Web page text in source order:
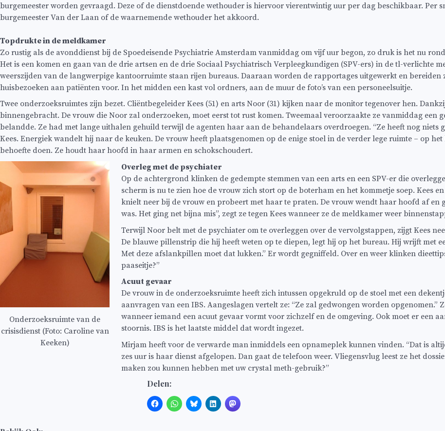
burgemeester worden gevraagd. Deze of de dienstdoende wethouder is hiervoor vierentwintig uur per dag beschikbaar. Per
burgemeester Van der Laan of de waarnemende wethouder het akkoord.
Topdrukte in de meldkamer
Zo rustig als de avonddienst bij de Spoedeisende Psychiatrie Amsterdam vanmiddag om vijf uur begon, zo druk is het nu
Het is een komen en gaan van de drie artsen en de drie Sociaal Psychiatrisch Verpleegkundigen (SPV-ers) in de tl-verlichte
weerszijden van de langwerpige kantoorruimte staan rijen bureaus. Daaraan worden de rapportages uitgewerkt en bereiden
huisbezoeken aan patiënten voor. In het midden een kast vol ordners, aan de muur de foto’s van een personeelsuitje.
Twee onderzoeksruimtes zijn bezet. Cliëntbegeleider Kees (51) en arts Noor (31) kijken naar de monitor tegenover hen.
binnengebracht. De vrouw die Noor zal onderzoeken, moet eerst tot rust komen. Tweemaal veroorzaakte ze vanmiddag een
belandde. Ze had met lange uithalen gehuild terwijl de agenten haar aan de behandelaars overdroegen. “Ze heeft nog niets
Kees. Energiek wandelt hij naar de keuken. De vrouw heeft plaatsgenomen op de enige stoel in de verder lege ruimte – op
behoefte doen. Ze houdt haar hoofd in haar armen en schokschoudert.
Onderzoeksruimte van de
crisisdienst (Foto: Caroline van
Keeken)
Overleg met de psychiater
Op de achtergrond klinken de gedempte stemmen van een arts en een SPV-er die
scherm is nu te zien hoe de vrouw zich stort op de boterham en het kommetje soep. Kees
knielt neer bij de vrouw en probeert met haar te praten. De vrouw wendt haar hoofd af
was. Het ging net bijna mis”, zegt ze tegen Kees wanneer ze de meldkamer weer
Terwijl Noor belt met de psychiater om te overleggen over de vervolgstappen, zijgt Kees
De blauwe pillenstrip die hij heeft weten op te diepen, legt hij op het bureau. Hij wrijft met
Met deze afslankpillen moet dat lukken.” Er wordt gegniffeld. Over en weer klinken
paaseitje?”
Acuut gevaar
De vrouw in de onderzoeksruimte heeft zich intussen opgekruld op de stoel met een
aanvragen van een IBS. Aangeslagen vertelt ze: “Ze zal gedwongen worden
wanneer iemand een acuut gevaar vormt voor zichzelf en de omgeving. Ook moet er een
stoornis. IBS is het laatste middel dat wordt ingezet.
Mirjam heeft voor de verwarde man inmiddels een opnameplek kunnen vinden. “Dat is
zes uur is haar dienst afgelopen. Dan gaat de telefoon weer. Vliegensvlug leest ze het
maken zou kunnen hebben met uw crystal meth-gebruik?”
Delen: